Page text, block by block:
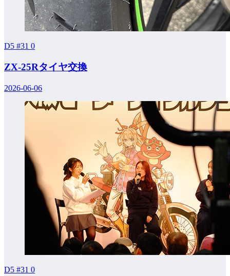
D5 #31 0
ZX-25Rタイヤ交換
2026-06-06
D5 #31 0